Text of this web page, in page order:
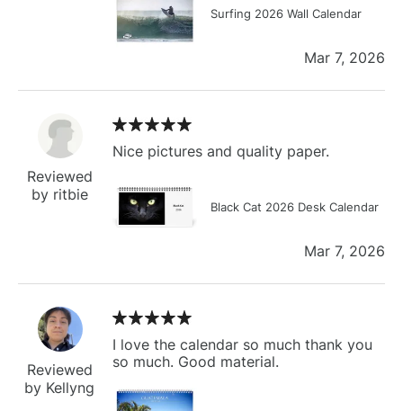
Surfing 2026 Wall Calendar
Mar 7, 2026
Reviewed
by ritbie
Nice pictures and quality paper.
Black Cat 2026 Desk Calendar
Mar 7, 2026
Reviewed
by Kellyng
I love the calendar so much thank you
so much. Good material.